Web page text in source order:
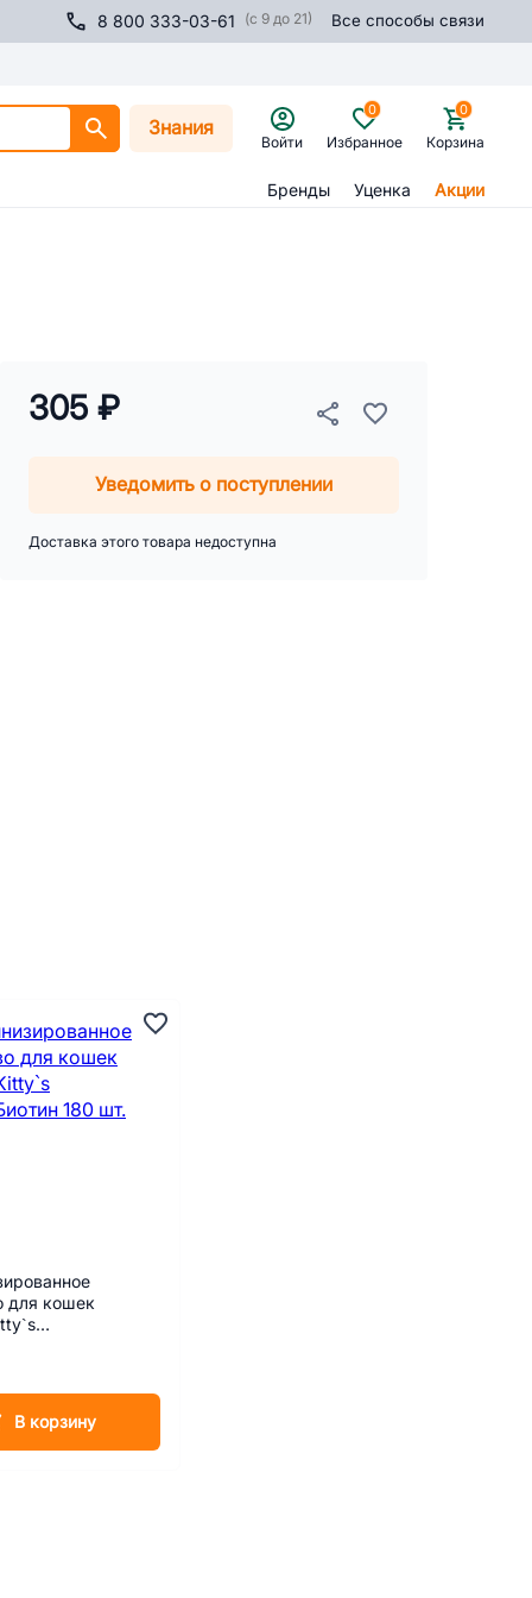
8 800 333-03-61 (с 9 до 21) Все способы связи
Знания
Войти Избранное
0
Корзина
0
Бренды Уценка Акции
305 ₽
Уведомить о поступлении
Доставка этого товара недоступна
для кошек
В корзину